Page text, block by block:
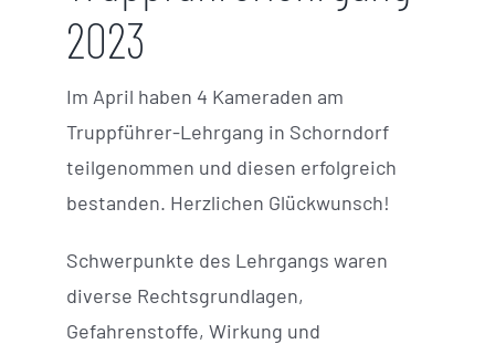
2023
Im April haben 4 Kameraden am
Truppführer-Lehrgang in Schorndorf
teilgenommen und diesen erfolgreich
bestanden. Herzlichen Glückwunsch!
Schwerpunkte des Lehrgangs waren
diverse Rechtsgrundlagen,
Gefahrenstoffe, Wirkung und